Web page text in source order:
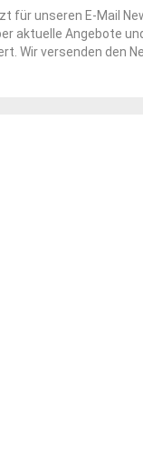
für unseren E-Mail
aktuelle Angebote
Wir versenden den